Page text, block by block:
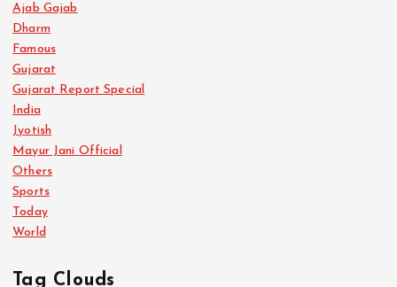
Ajab Gajab
Dharm
Famous
Gujarat
Gujarat Report Special
India
Jyotish
Mayur Jani Official
Others
Sports
Today
World
Tag Clouds